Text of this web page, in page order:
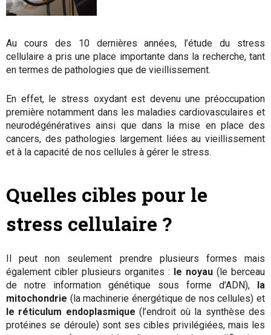
Au cours des 10 dernières années, l’étude du stress
cellulaire a pris une place importante dans la recherche, tant
en termes de pathologies que de vieillissement.
En effet, le stress oxydant est devenu une préoccupation
première notamment dans les maladies cardiovasculaires et
neurodégénératives ainsi que dans la mise en place des
cancers, des pathologies largement liées au vieillissement
et à la capacité de nos cellules à gérer le stress.
Quelles cibles pour le
stress cellulaire ?
Il peut non seulement prendre plusieurs formes mais
également cibler plusieurs organites : le noyau (le berceau
de notre information génétique sous forme d’ADN), la
mitochondrie (la machinerie énergétique de nos cellules) et
le réticulum endoplasmique (l’endroit où la synthèse des
protéines se déroule) sont ses cibles privilégiées, mais les